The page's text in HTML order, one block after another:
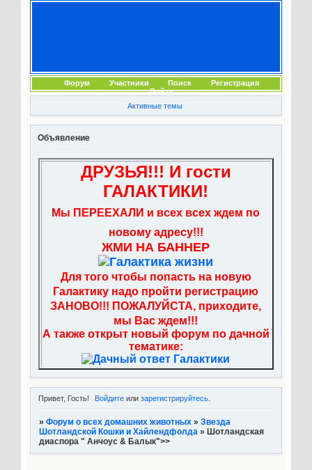
Форум Участники Поиск
Регистрация
Войти
Активные темы
Объявление
ДРУЗЬЯ!!! И гости
ГАЛАКТИКИ!
Мы ПЕРЕЕХАЛИ и всех всех ждем по
новому адресу!!!
ЖМИ НА БАННЕР
Для того чтобы попасть на новую
Галактику надо пройти регистрацию
ЗАНОВО!!! ПОЖАЛУЙСТА, приходите,
мы Вас ждем!!!
А также открыт новый форум по дачной
тематике:
Привет, Гость! Войдите илизарегистрируйтесь
» Форум о всех домашних животных » Звезда
Шотландской Кошки и Хайлендфолда » Шотландская
диаспора " Анчоус & Балык">>